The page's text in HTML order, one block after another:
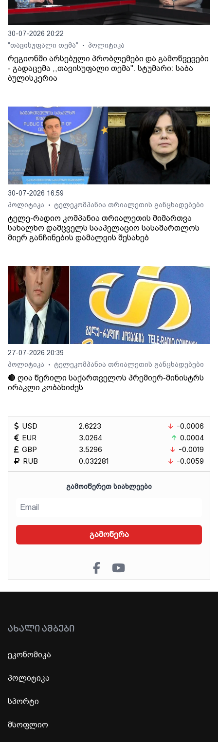
30-07-2026 20:22
"თავისუფალი თემა"
• პოლიტიკა
რეგიონში არსებული პრობლემები და გამოწვევები
- გადაცემა ,,თავისუფალი თემა". სტუმარი: საბა
ბულისკერია
30-07-2026 16:59
პოლიტიკა
• ტელეკომპანია თრიალეთის განცხადებები
ტელე-რადიო კომპანია თრიალეთის მიმართვა
სახალხო დამცველს სააპელაციო სასამართლოს
მიერ განჩინების დამალვის შესახებ
27-07-2026 20:39
პოლიტიკა
• ტელეკომპანია თრიალეთის განცხადებები
🔴 ღია წერილი საქართველოს პრემიერ-მინისტრს
ირაკლი კობახიძეს
USD
EUR
GBP
RUB
2.6223
3.0264
3.5296
0.032281
-0.0006
0.0004
-0.0019
-0.0059
ᲒᲐᲛᲝᲘᲬᲔᲠᲔᲗ ᲡᲘᲐᲮᲚᲔᲔᲑᲘ
გამოწერა
ᲐᲮᲐᲚᲘ ᲐᲛᲑᲔᲑᲘ
ეკონომიკა
პოლიტიკა
სპორტი
მსოფლიო